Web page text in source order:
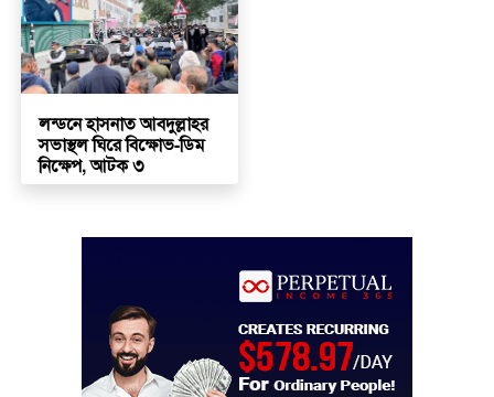
লন্ডনে হাসনাত আবদুল্লাহর
সভাস্থল ঘিরে বিক্ষোভ-ডিম
নিক্ষেপ, আটক ৩